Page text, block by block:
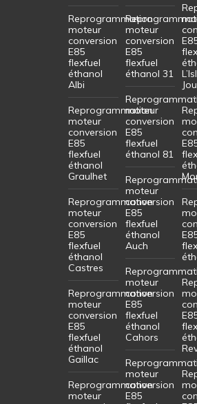
Reprogrammation
moteur
conversion
E85
flexfuel
éthanol
Albi
Reprogrammation
moteur
conversion
E85
flexfuel
éthanol
Graulhet
Reprogrammation
moteur
conversion
E85
flexfuel
éthanol
Castres
Reprogrammation
moteur
conversion
E85
flexfuel
éthanol
Gaillac
Reprogrammation
moteur
moteur
conversion
E85
flexfuel
éthanol 31
moteur
conversion
E85
flexfuel
éthanol 81
moteur
conversion
E85
flexfuel
éthanol
Auch
moteur
conversion
E85
flexfuel
éthanol
Cahors
moteur
conversion
E85